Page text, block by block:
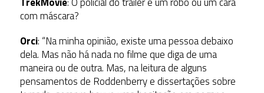
com máscara?
Orci: “Na minha opinião, existe uma pessoa debaixo
dela. Mas não há nada no filme que diga de uma
maneira ou de outra. Mas, na leitura de alguns
pensamentos de Roddenberry e dissertações sobre